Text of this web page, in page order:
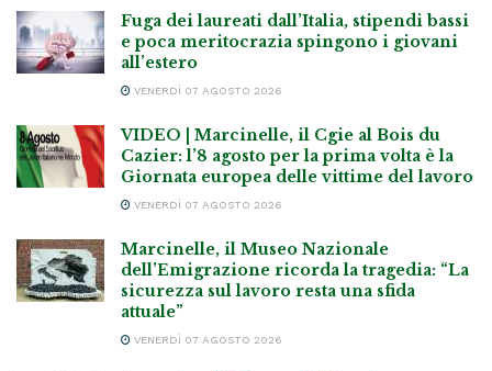
Fuga dei laureati dall’Italia, stipendi bassi
e poca meritocrazia spingono i giovani
all’estero
VENERDÌ 07 AGOSTO 2026
VIDEO | Marcinelle, il Cgie al Bois du
Cazier: l’8 agosto per la prima volta è la
Giornata europea delle vittime del lavoro
VENERDÌ 07 AGOSTO 2026
Marcinelle, il Museo Nazionale
dell’Emigrazione ricorda la tragedia: “La
sicurezza sul lavoro resta una sfida
attuale”
VENERDÌ 07 AGOSTO 2026